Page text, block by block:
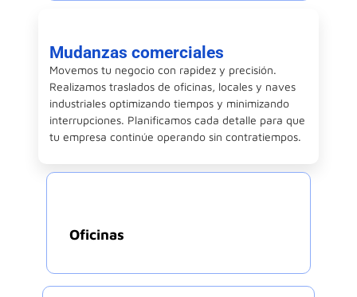
Mudanzas comerciales
Movemos tu negocio con rapidez y precisión.
Realizamos traslados de oficinas, locales y naves
industriales optimizando tiempos y minimizando
interrupciones. Planificamos cada detalle para que
tu empresa continúe operando sin contratiempos.
Oficinas